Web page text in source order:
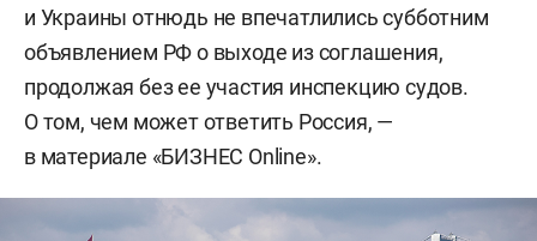
и Украины отнюдь не впечатлились субботним
объявлением РФ о выходе из соглашения,
продолжая без ее участия инспекцию судов.
О том, чем может ответить Россия, —
в материале «БИЗНЕС Online».